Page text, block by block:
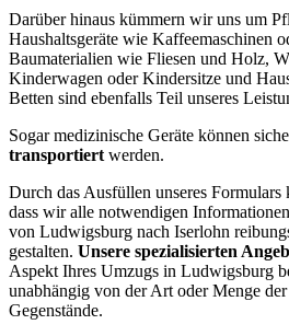
Darüber hinaus kümmern wir uns um
Haushaltsgeräte wie Kaffeemaschinen
Baumaterialien wie Fliesen und Holz,
Kinderwagen oder Kindersitze und
Betten sind ebenfalls Teil unseres
Sogar medizinische Geräte können
transportiert werden.
Durch das Ausfüllen unseres Formulars
dass wir alle notwendigen
von Ludwigsburg nach Iserlohn
gestalten. Unsere spezialisierten
Aspekt Ihres Umzugs in Ludwigsburg
unabhängig von der Art oder Menge
Gegenstände.